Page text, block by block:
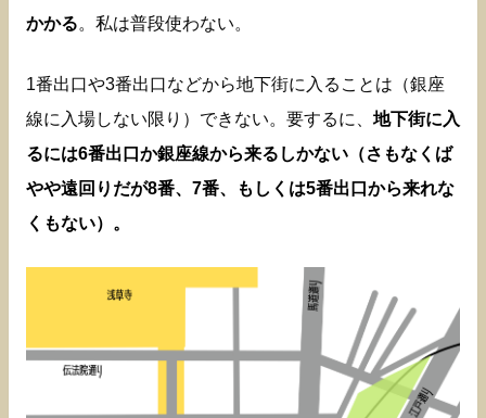
かかる。私は普段使わない。
1番出口や3番出口などから地下街に入ることは（銀座
線に入場しない限り）できない。要するに、 地下街に入
るには6番出口か銀座線から来るしかない（さもなくば
やや遠回りだが8番、7番、もしくは5番出口から来れな
くもない）。